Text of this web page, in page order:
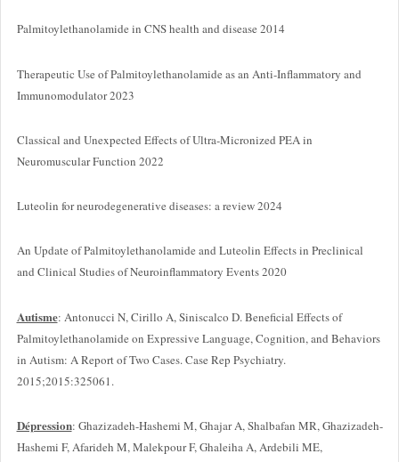
Palmitoylethanolamide in CNS health and disease 2014
Therapeutic Use of Palmitoylethanolamide as an Anti-Inflammatory and
Immunomodulator 2023
Classical and Unexpected Effects of Ultra-Micronized PEA in
Neuromuscular Function 2022
Luteolin for neurodegenerative diseases: a review 2024
An Update of Palmitoylethanolamide and Luteolin Effects in Preclinical
and Clinical Studies of Neuroinflammatory Events 2020
Autisme: Antonucci N, Cirillo A, Siniscalco D. Beneficial Effects of
Palmitoylethanolamide on Expressive Language, Cognition, and Behaviors
in Autism: A Report of Two Cases. Case Rep Psychiatry.
2015;2015:325061.
Dépression: Ghazizadeh-Hashemi M, Ghajar A, Shalbafan MR, Ghazizadeh-
Hashemi F, Afarideh M, Malekpour F, Ghaleiha A, Ardebili ME,